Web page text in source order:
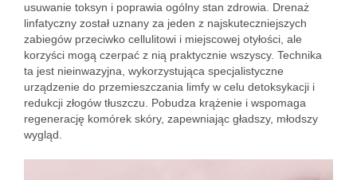
usuwanie toksyn i poprawia ogólny stan zdrowia. Drenaż
linfatyczny został uznany za jeden z najskuteczniejszych
zabiegów przeciwko cellulitowi i miejscowej otyłości, ale
korzyści mogą czerpać z nią praktycznie wszyscy. Technika
ta jest nieinwazyjna, wykorzystująca specjalistyczne
urządzenie do przemieszczania limfy w celu detoksykacji i
redukcji złogów tłuszczu. Pobudza krążenie i wspomaga
regenerację komórek skóry, zapewniając gładszy, młodszy
wygląd.